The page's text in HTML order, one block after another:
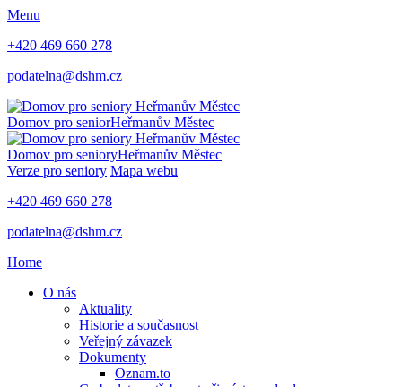
Menu
+420 469 660 278
podatelna@dshm.cz
Domov pro seniorHeřmanův Městec
Domov pro senioryHeřmanův Městec
Verze pro seniory Mapa webu
+420 469 660 278
podatelna@dshm.cz
Home
O nás
Aktuality
Historie a současnost
Veřejný závazek
Dokumenty
Oznam.to